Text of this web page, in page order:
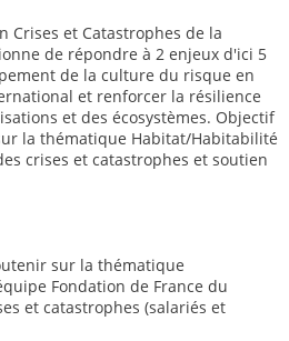
Crises et Catastrophes de la
de répondre à 2 enjeux d'ici 5
de la culture du risque en
et renforcer la résilience
et des écosystèmes. Objectif
la thématique Habitat/Habitabilité
crises et catastrophes et soutien
sur la thématique
Fondation de France du
et catastrophes (salariés et